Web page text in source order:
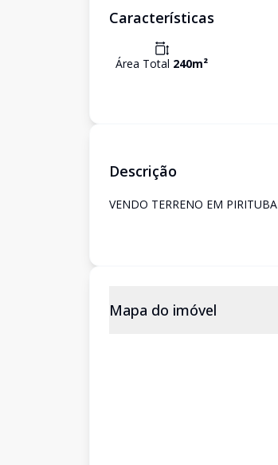
Características
Área Total 240m²
Descrição
VENDO TERRENO EM PIRITUBA
Mapa do imóvel